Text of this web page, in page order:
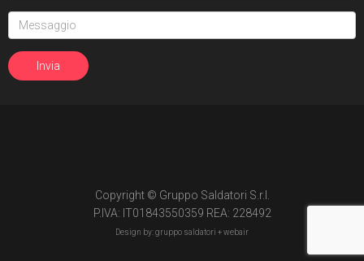
Copyright © Gruppo Saldatori S.r.l.
P.IVA: IT01843550359 REA: 228492
Design by: gruppo saldatori +webair